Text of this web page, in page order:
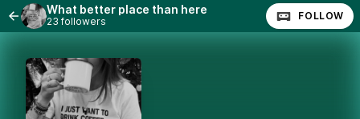
What better place than here
23 followers FOLLOW